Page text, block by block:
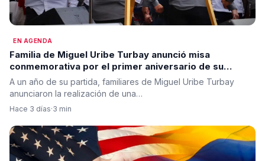
EN AGENDA
Familia de Miguel Uribe Turbay anunció misa
conmemorativa por el primer aniversario de su
fallecimiento y ajustó horario de la misma
A un año de su partida, familiares de Miguel Uribe Turbay
anunciaron la realización de una…
Hace 3 días·3 min